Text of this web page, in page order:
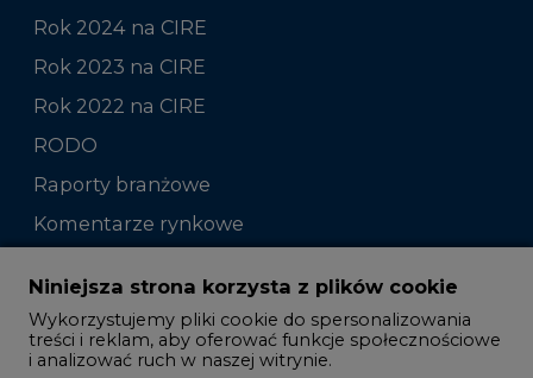
Rok 2024 na CIRE
Rok 2023 na CIRE
Rok 2022 na CIRE
RODO
Raporty branżowe
Komentarze rynkowe
Zmiany kadrowe na rynku
Studio CIRE
Rozmowy o energetyce
Niniejsza strona korzysta z plików cookie
Wykorzystujemy pliki cookie do spersonalizowania
treści i reklam, aby oferować funkcje społecznościowe
i analizować ruch w naszej witrynie.